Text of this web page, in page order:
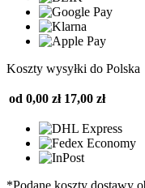
Koszty wysyłki do Polska
od 0,00 zł 17,00 zł
*Podane koszty dostawy